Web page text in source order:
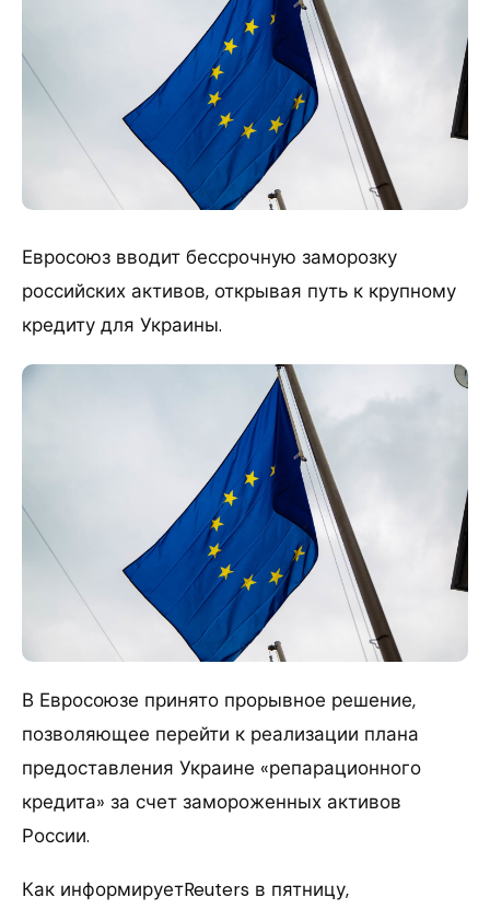
Евросоюз вводит бессрочную заморозку
российских активов, открывая путь к крупному
кредиту для Украины.
В Евросоюзе принято прорывное решение,
позволяющее перейти к реализации плана
предоставления Украине «репарационного
кредита» за счет замороженных активов
России.
Как информируетReuters в пятницу,